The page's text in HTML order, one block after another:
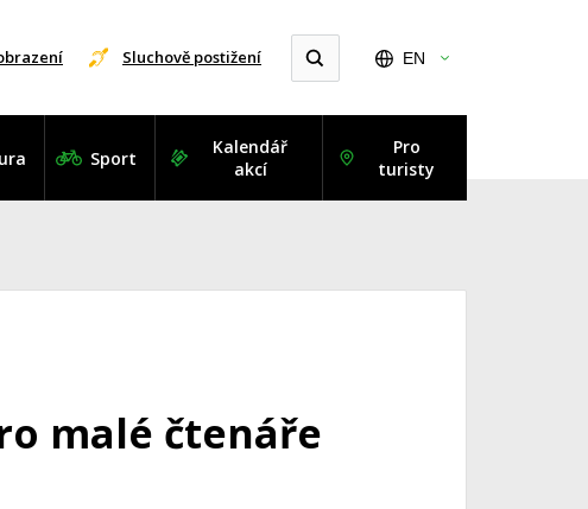
Sluchově postižení EN
Sport
Kalendář
akcí
Pro
turisty
malé čtenáře